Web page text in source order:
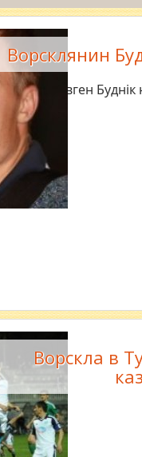
Ворсклянин
Євген
Ворскла в